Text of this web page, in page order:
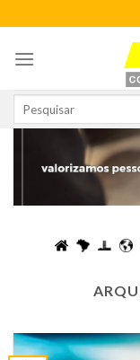
to
content